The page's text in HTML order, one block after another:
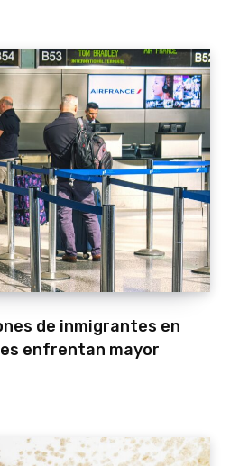
de inmigrantes en
enfrentan mayor